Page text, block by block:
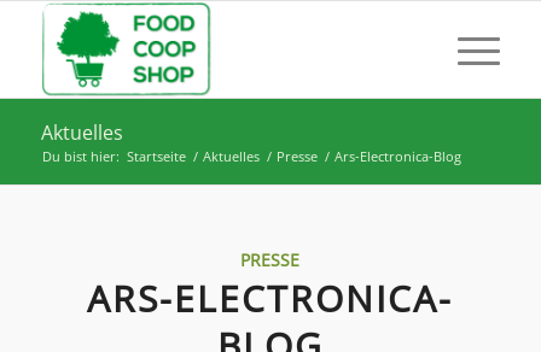
Aktuelles
Du bist hier: Startseite / Aktuelles / Presse / Ars-Electronica-Blog
PRESSE
ARS-ELECTRONICA-